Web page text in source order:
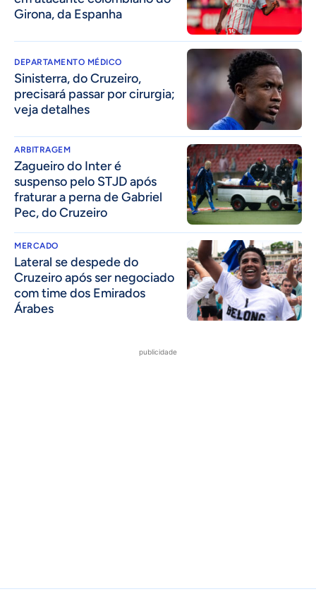
Girona, da Espanha
DEPARTAMENTO MÉDICO
Sinisterra, do Cruzeiro,
precisará passar por cirurgia;
veja detalhes
ARBITRAGEM
Zagueiro do Inter é
suspenso pelo STJD após
fraturar a perna de Gabriel
Pec, do Cruzeiro
MERCADO
Lateral se despede do
Cruzeiro após ser negociado
com time dos Emirados
Árabes
publicidade